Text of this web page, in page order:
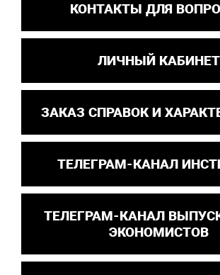
КОНТАКТЫ ДЛЯ
ЛИЧНЫЙ КАБИНЕТ
ЗАКАЗ СПРАВОК И
ТЕЛЕГРАМ-КАНАЛ
ТЕЛЕГРАМ-КАНАЛ
ЭКОНОМИСТОВ